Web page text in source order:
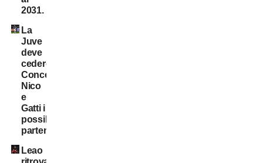
2031.
La
Juve
deve
cedere:
Conceição,
Nico
e
Gatti i
possibili
partenti
Leao